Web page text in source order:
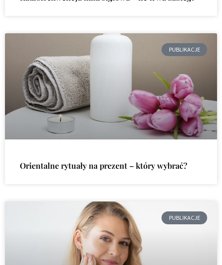
PUBLIKACJE
Orientalne rytuały na prezent – który wybrać?
PUBLIKACJE